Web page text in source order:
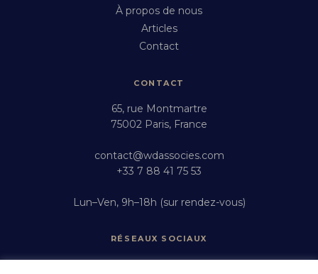
À propos de nous
Articles
Contact
CONTACT
65, rue Montmartre
75002 Paris, France
contact@wdassocies.com
+33 7 88 41 75 53
Lun–Ven, 9h–18h (sur rendez-vous)
RÉSEAUX SOCIAUX